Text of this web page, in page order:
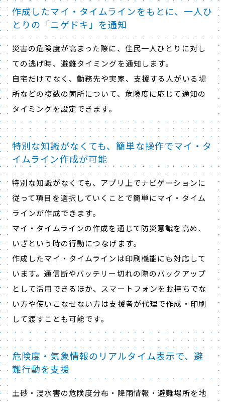
作成したマイ・タイムラインをもとに、一人ひ
とりの「ニゲドキ」を通知
災害の危険度が高まった際に、住民一人ひとりに対し
ての逃げ時、避難タイミングを通知します。
自宅だけでなく、勤務先や実家、支援する人がいる場
所などの複数の箇所について、危険度に応じて通知の
タイミングを設定できます。
特別な知識がなくても、簡単な操作でマイ・タ
イムライン作成が可能
特別な知識がなくても、アプリ上でナビゲーションに
従って項目を選択していくことで簡単にマイ・タイム
ラインが作成できます。
マイ・タイムラインの作成を通じて防災意識を高め、
いざという時の行動につなげます。
作成したマイ・タイムラインは印刷機能にも対応して
います。通信断やバッテリー切れの際のバックアップ
として活用できるほか、スマートフォンをお持ちでな
い方や使いこなせない方は支援者が代理で作成・印刷
して渡すことも可能です。
危険度・気象情報のリアルタイム表示で、避
難行動を支援
土砂・浸水害の危険度分布・降雨情報・避難場所を地